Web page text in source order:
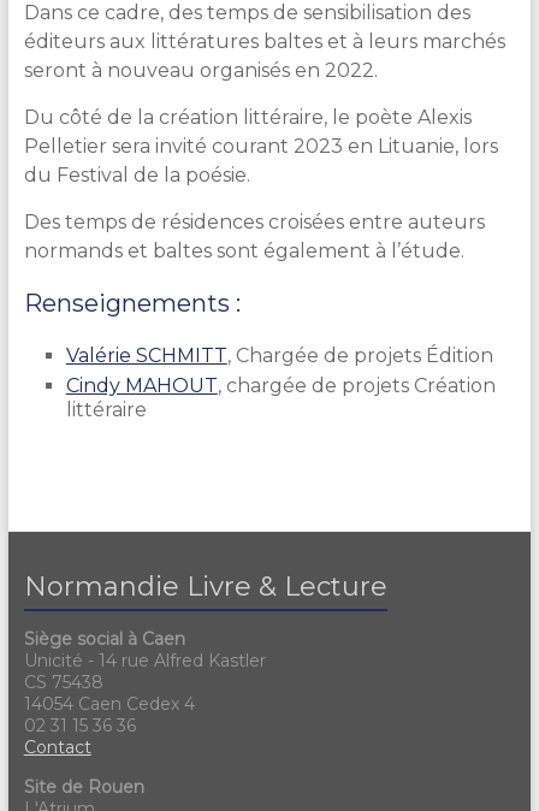
Dans ce cadre, des temps de sensibilisation des
éditeurs aux littératures baltes et à leurs marchés
seront à nouveau organisés en 2022.
Du côté de la création littéraire, le poète Alexis
Pelletier sera invité courant 2023 en Lituanie, lors
du Festival de la poésie.
Des temps de résidences croisées entre auteurs
normands et baltes sont également à l’étude.
Renseignements :
Valérie SCHMITT, Chargée de projets Édition
Cindy MAHOUT, chargée de projets Création
littéraire
Normandie Livre & Lecture
Siège social à Caen
Unicité - 14 rue Alfred Kastler
CS 75438
14054 Caen Cedex 4
02 31 15 36 36
Contact
Site de Rouen